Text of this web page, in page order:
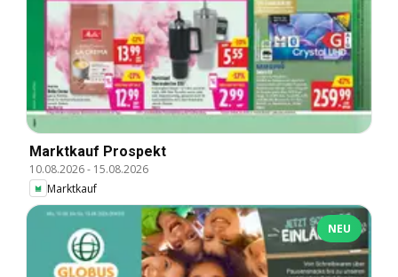
Marktkauf Prospekt
10.08.2026- 15.08.2026
Marktkauf
NEU